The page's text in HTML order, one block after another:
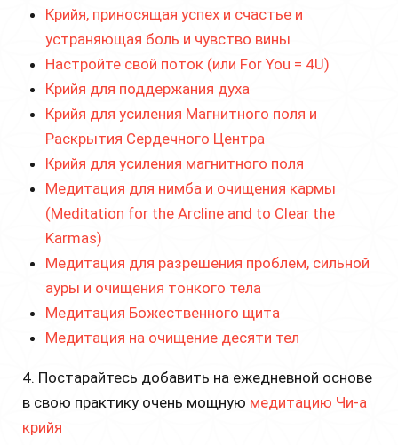
Крийя, приносящая успех и счастье и
устраняющая боль и чувство вины
Настройте свой поток (или For You = 4U)
Крийя для поддержания духа
Крийя для усиления Магнитного поля и
Раскрытия Сердечного Центра
Крийя для усиления магнитного поля
Медитация для нимба и очищения кармы
(Meditation for the Arcline and to Clear the
Karmas)
Медитация для разрешения проблем, сильной
ауры и очищения тонкого тела
Медитация Божественного щита
Медитация на очищение десяти тел
4. Постарайтесь добавить на ежедневной основе
в свою практику очень мощную медитацию Чи-а
крийя